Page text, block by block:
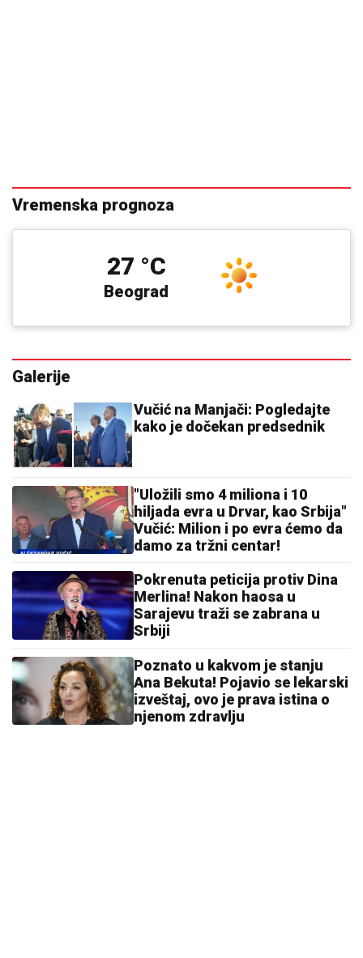
Vremenska prognoza
Beograd
27 °C
Galerije
Vučić na Manjači: Pogledajte
kako je dočekan predsednik
"Uložili smo 4 miliona i 10
hiljada evra u Drvar, kao Srbija"
Vučić: Milion i po evra ćemo da
damo za tržni centar!
Pokrenuta peticija protiv Dina
Merlina! Nakon haosa u
Sarajevu traži se zabrana u
Srbiji
Poznato u kakvom je stanju
Ana Bekuta! Pojavio se lekarski
izveštaj, ovo je prava istina o
njenom zdravlju